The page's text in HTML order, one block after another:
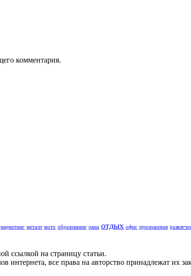
комментария.
маркетинг металл мото образование окна отдых офис приложения
ссылкой на страницу статьи.
интернета, все права на авторство принадлежат их